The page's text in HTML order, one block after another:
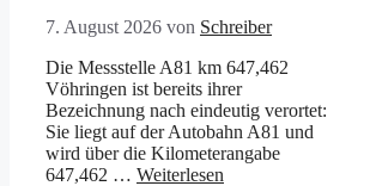
7. August 2026 von Schreiber
Die Messstelle A81 km 647,462
Vöhringen ist bereits ihrer
Bezeichnung nach eindeutig verortet:
Sie liegt auf der Autobahn A81 und
wird über die Kilometerangabe
647,462 … Weiterlesen